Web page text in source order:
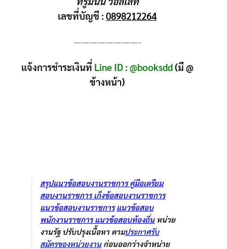
เลขที่บัญชี :0898212264
————————-
แจ้งการชำระเงินที่ Line ID : @booksdd(มี @
ข้างหน้า)
สรุปแนวข้อสอบงานราชการ คู่มือเตรืยม
สอบงานราชการ เก็งข้อสอบงานราชการ
แนวข้อสอบงานราชการ แนวข้อสอบ
พนักงานราชการ แนวข้อสอบท้องถิ่นหน่วย
งานรัฐ ปรับปรุงเนื้อหา ตามประกาศรับ
สมัครของหน่วยงานก่อนออกว่างจำหน่าย